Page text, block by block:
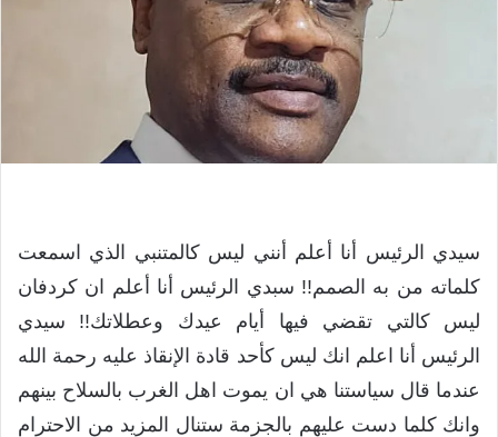
سيدي الرئيس أنا أعلم أنني ليس كالمتنبي الذي اسمعت
كلماته من به الصمم!! سبدي الرئيس أنا أعلم ان كردفان
ليس كالتي تقضي فيها أيام عيدك وعطلاتك!! سيدي
الرئيس أنا اعلم انك ليس كأحد قادة الإنقاذ عليه رحمة الله
عندما قال سياستنا هي ان يموت اهل الغرب بالسلاح بينهم
وانك كلما دست عليهم بالجزمة ستنال المزيد من الاحترام